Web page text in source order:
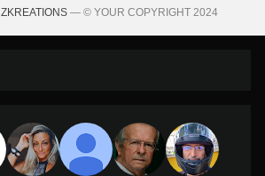
ZKREATIONS— © YOUR COPYRIGHT 2024